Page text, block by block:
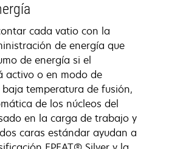
cada vatio con la
de energía que
de energía si el
activo o en modo de
baja temperatura de fusión,
de los núcleos del
en la carga de trabajo y
caras estándar ayudan a